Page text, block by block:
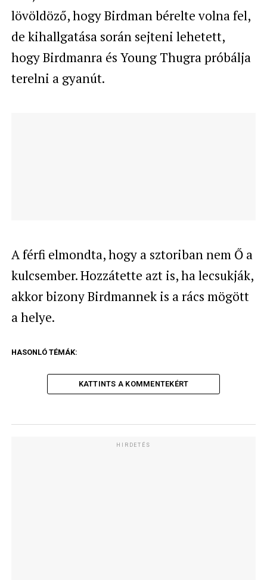
lövöldöző, hogy Birdman bérelte volna fel,
de kihallgatása során sejteni lehetett,
hogy Birdmanra és Young Thugra próbálja
terelni a gyanút.
A férfi elmondta, hogy a sztoriban nem Ő a
kulcsember. Hozzátette azt is, ha lecsukják,
akkor bizony Birdmannek is a rács mögött
a helye.
HASONLÓ TÉMÁK:
KATTINTS A KOMMENTEKÉRT
HIRDETÉS